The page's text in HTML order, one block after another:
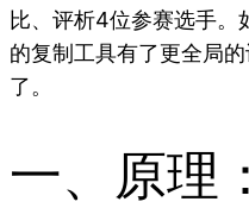
比、评析4位参赛选手。
的复制工具有了更全局
了。
一、原理